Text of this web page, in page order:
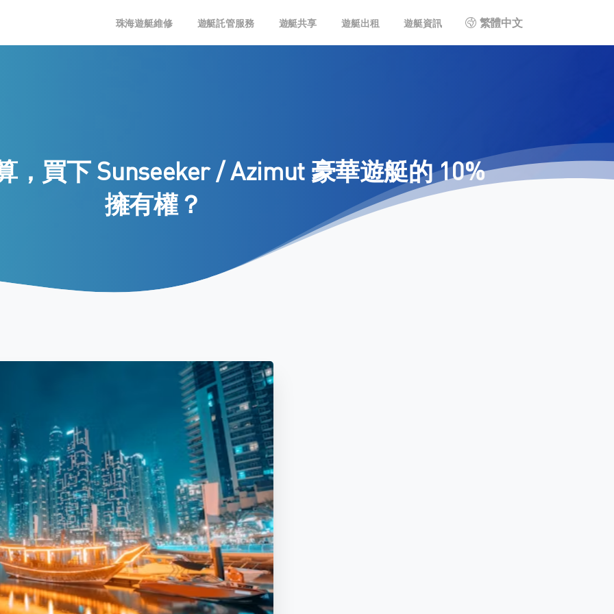
珠海遊艇維修 遊艇託管服務 遊艇共享 遊艇出租 遊艇資訊 繁體中文
，買下 Sunseeker/Azimut 豪華遊艇的10%
擁有權？